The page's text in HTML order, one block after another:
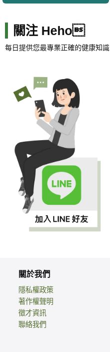
關注 Heho
每日提供您最專業正確的健康知識
關於我們
隱私權政策
著作權聲明
徵才資訊
聯絡我們